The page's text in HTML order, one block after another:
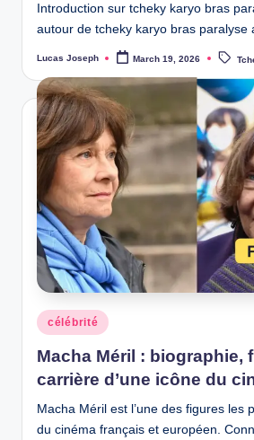
Introduction sur tcheky karyo bras
autour de tcheky karyo bras paralyse
Posted
Lucas Joseph March 19, 2026
Tags:
Posted
in
célébrité
Macha Méril : biographie,
carrière d’une icône du
Macha Méril est l’une des figures les
du cinéma français et européen.